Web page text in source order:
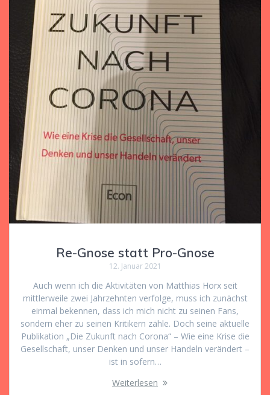
Re-Gnose statt Pro-Gnose
12. Januar 2021
Auch wenn ich die Aktivitäten von Matthias Horx seit
mittlerweile zwei Jahrzehnten verfolge, muss ich zunächst
einmal bekennen, dass ich mich nicht zu seinen Fans,
sondern eher zu seinen Kritikern zähle. Doch seine aktuelle
Publikation „Die Zukunft nach Corona“ – Wie eine Krise die
Gesellschaft, unser Denken und unser Handeln verändert –
ist in sofern…
Weiterlesen